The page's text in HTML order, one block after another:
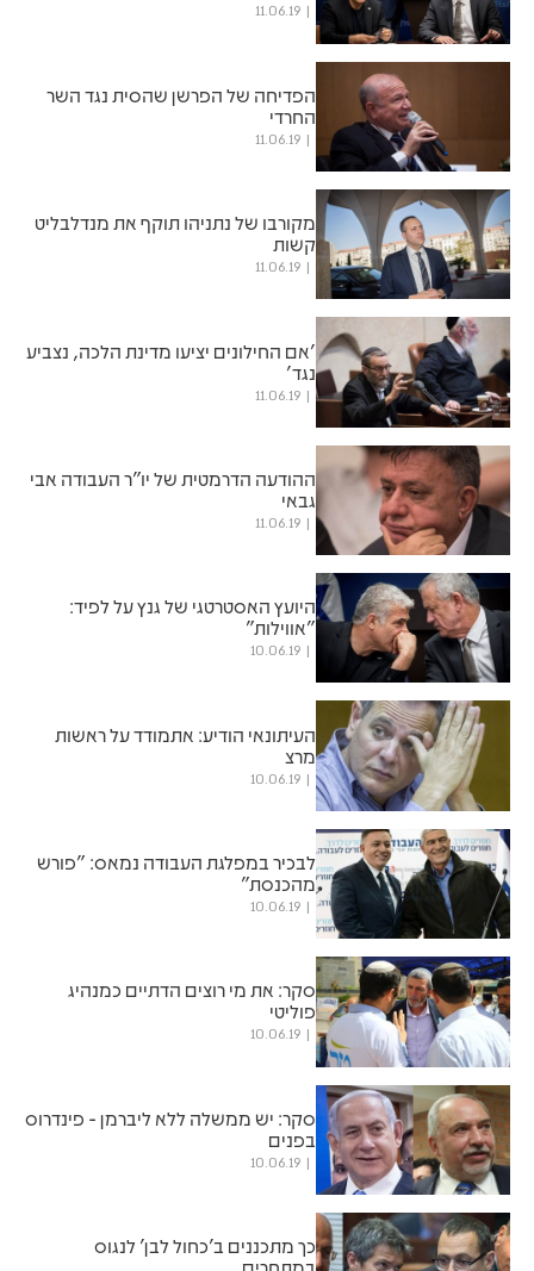
11.06.19
הפדיחה של הפרשן שהסית נגד השר
החרדי
11.06.19
מקורבו של נתניהו תוקף את מנדלבליט
קשות
11.06.19
'אם החילונים יציעו מדינת הלכה, נצביע
נגד'
11.06.19
ההודעה הדרמטית של יו"ר העבודה אבי
גבאי
11.06.19
היועץ האסטרטגי של גנץ על לפיד:
"אווילות"
10.06.19
העיתונאי הודיע: אתמודד על ראשות
מרצ
10.06.19
לבכיר במפלגת העבודה נמאס: "פורש
מהכנסת"
10.06.19
סקר: את מי רוצים הדתיים כמנהיג
פוליטי
10.06.19
סקר: יש ממשלה ללא ליברמן - פינדרוס
בפנים
10.06.19
כך מתכננים ב'כחול לבן' לנגוס